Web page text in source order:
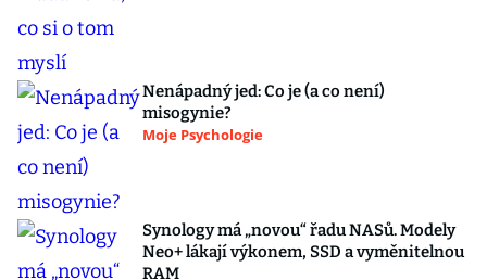
Nenápadný jed: Co je (a co není)
misogynie?
Moje Psychologie
Synology má „novou“ řadu NASů. Modely
Neo+ lákají výkonem, SSD a vyměnitelnou
RAM